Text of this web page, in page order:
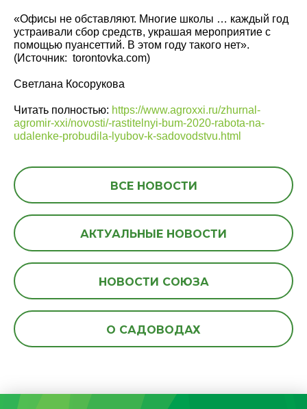
«Офисы не обставляют. Многие школы … каждый год
устраивали сбор средств, украшая мероприятие с
помощью пуансеттий. В этом году такого нет».
(Источник: torontovka.com)
Светлана Косорукова
Читать полностью: https://www.agroxxi.ru/zhurnal-
agromir-xxi/novosti/-rastitelnyi-bum-2020-rabota-na-
udalenke-probudila-lyubov-k-sadovodstvu.html
ВСЕ НОВОСТИ
АКТУАЛЬНЫЕ НОВОСТИ
НОВОСТИ СОЮЗА
О САДОВОДАХ